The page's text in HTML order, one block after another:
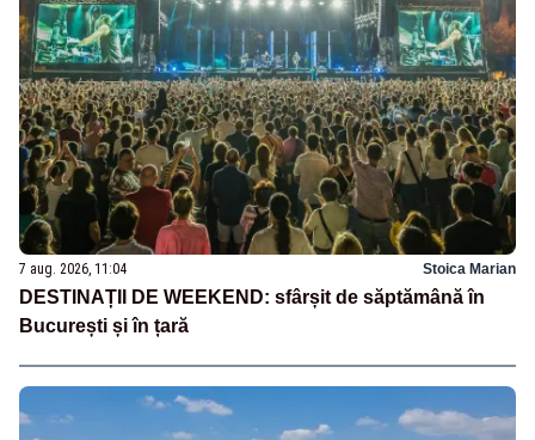
7 aug. 2026, 11:04 Stoica Marian
DESTINAȚII DE WEEKEND: sfârșit de săptămână în
București și în țară